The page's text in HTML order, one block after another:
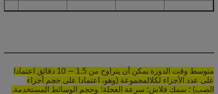
متوسط وقت الدورة يمكن أن يتراوح من 1.5 ∼ 10 دقائق اعتمادا
على عدد الأجزاء لكلالمجموعة (وهو، اعتمادا على حجم أجزاء
الصب) ؛ سمك فلاش؛ سرعة العجلة؛ وحجم الوسائط المستخدمة.